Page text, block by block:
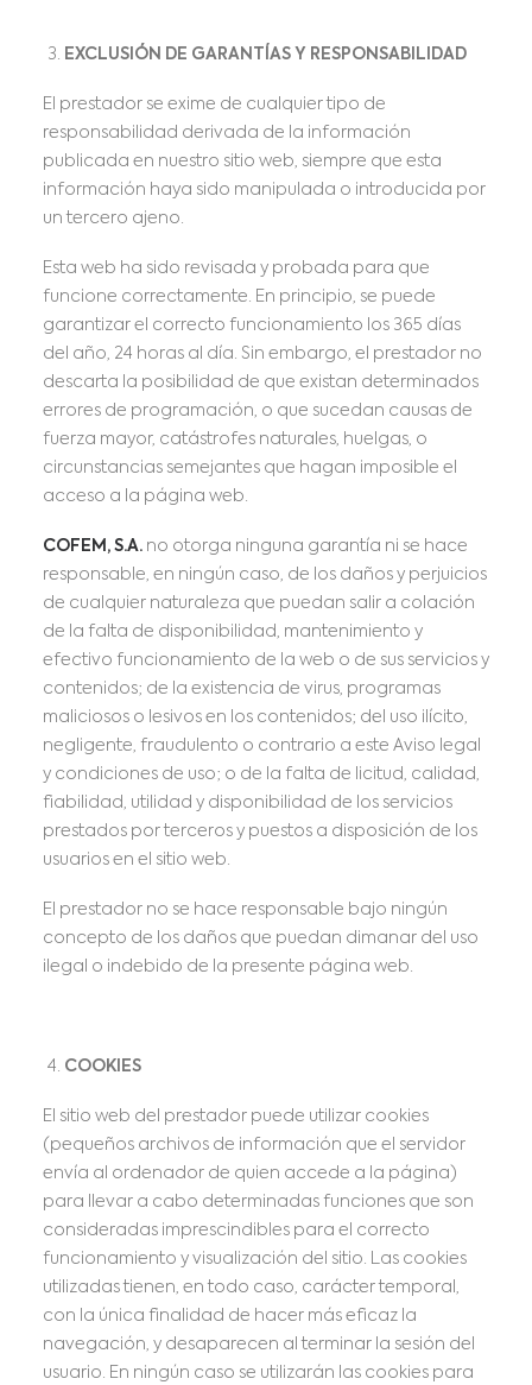
EXCLUSIÓN DE GARANTÍAS Y RESPONSABILIDAD
El prestador se exime de cualquier tipo de
responsabilidad derivada de la información
publicada en nuestro sitio web, siempre que esta
información haya sido manipulada o introducida por
un tercero ajeno.
Esta web ha sido revisada y probada para que
funcione correctamente. En principio, se puede
garantizar el correcto funcionamiento los 365 días
del año, 24 horas al día. Sin embargo, el prestador no
descarta la posibilidad de que existan determinados
errores de programación, o que sucedan causas de
fuerza mayor, catástrofes naturales, huelgas, o
circunstancias semejantes que hagan imposible el
acceso a la página web.
COFEM, S.A. no otorga ninguna garantía ni se hace
responsable, en ningún caso, de los daños y perjuicios
de cualquier naturaleza que puedan salir a colación
de la falta de disponibilidad, mantenimiento y
efectivo funcionamiento de la web o de sus servicios y
contenidos; de la existencia de virus, programas
maliciosos o lesivos en los contenidos; del uso ilícito,
negligente, fraudulento o contrario a este Aviso legal
y condiciones de uso; o de la falta de licitud, calidad,
fiabilidad, utilidad y disponibilidad de los servicios
prestados por terceros y puestos a disposición de los
usuarios en el sitio web.
El prestador no se hace responsable bajo ningún
concepto de los daños que puedan dimanar del uso
ilegal o indebido de la presente página web.
COOKIES
El sitio web del prestador puede utilizar cookies
(pequeños archivos de información que el servidor
envía al ordenador de quien accede a la página)
para llevar a cabo determinadas funciones que son
consideradas imprescindibles para el correcto
funcionamiento y visualización del sitio. Las cookies
utilizadas tienen, en todo caso, carácter temporal,
con la única finalidad de hacer más eficaz la
navegación, y desaparecen al terminar la sesión del
usuario. En ningún caso se utilizarán las cookies para